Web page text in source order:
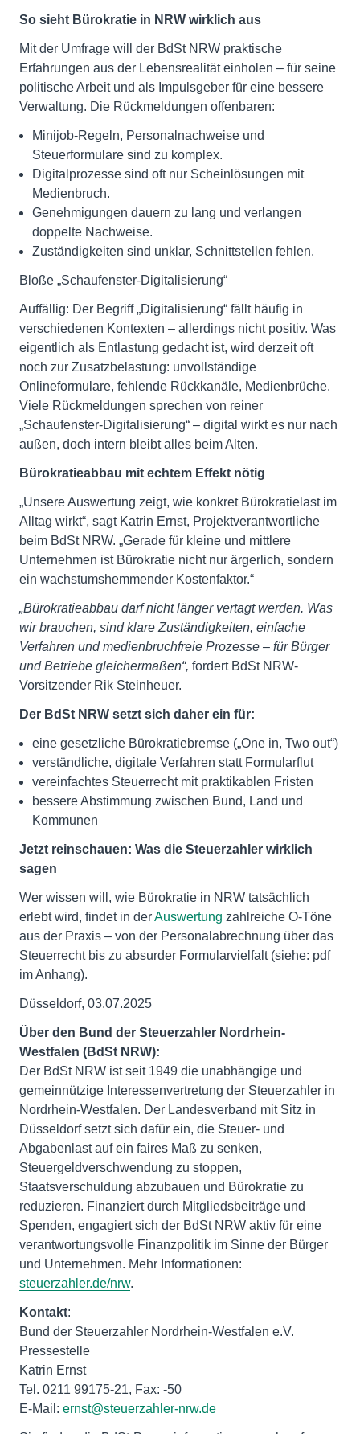
So sieht Bürokratie in NRW wirklich aus
Mit der Umfrage will der BdSt NRW praktische
Erfahrungen aus der Lebensrealität einholen – für seine
politische Arbeit und als Impulsgeber für eine bessere
Verwaltung. Die Rückmeldungen offenbaren:
Minijob-Regeln, Personalnachweise und
Steuerformulare sind zu komplex.
Digitalprozesse sind oft nur Scheinlösungen mit
Medienbruch.
Genehmigungen dauern zu lang und verlangen
doppelte Nachweise.
Zuständigkeiten sind unklar, Schnittstellen fehlen.
Bloße „Schaufenster-Digitalisierung“
Auffällig: Der Begriff „Digitalisierung“ fällt häufig in
verschiedenen Kontexten – allerdings nicht positiv. Was
eigentlich als Entlastung gedacht ist, wird derzeit oft
noch zur Zusatzbelastung: unvollständige
Onlineformulare, fehlende Rückkanäle, Medienbrüche.
Viele Rückmeldungen sprechen von reiner
„Schaufenster-Digitalisierung“ – digital wirkt es nur nach
außen, doch intern bleibt alles beim Alten.
Bürokratieabbau mit echtem Effekt nötig
„Unsere Auswertung zeigt, wie konkret Bürokratielast im
Alltag wirkt“, sagt Katrin Ernst, Projektverantwortliche
beim BdSt NRW. „Gerade für kleine und mittlere
Unternehmen ist Bürokratie nicht nur ärgerlich, sondern
ein wachstumshemmender Kostenfaktor.“
„Bürokratieabbau darf nicht länger vertagt werden. Was
wir brauchen, sind klare Zuständigkeiten, einfache
Verfahren und medienbruchfreie Prozesse – für Bürger
und Betriebe gleichermaßen“, fordert BdSt NRW-
Vorsitzender Rik Steinheuer.
Der BdSt NRW setzt sich daher ein für:
eine gesetzliche Bürokratiebremse („One in, Two out“)
verständliche, digitale Verfahren statt Formularflut
vereinfachtes Steuerrecht mit praktikablen Fristen
bessere Abstimmung zwischen Bund, Land und
Kommunen
Jetzt reinschauen: Was die Steuerzahler wirklich
sagen
Wer wissen will, wie Bürokratie in NRW tatsächlich
erlebt wird, findet in derAuswertung zahlreiche O-Töne
aus der Praxis – von der Personalabrechnung über das
Steuerrecht bis zu absurder Formularvielfalt (siehe: pdf
im Anhang).
Düsseldorf, 03.07.2025
Über den Bund der Steuerzahler Nordrhein-
Westfalen (BdSt NRW):
Der BdSt NRW ist seit 1949 die unabhängige und
gemeinnützige Interessenvertretung der Steuerzahler in
Nordrhein-Westfalen. Der Landesverband mit Sitz in
Düsseldorf setzt sich dafür ein, die Steuer- und
Abgabenlast auf ein faires Maß zu senken,
Steuergeldverschwendung zu stoppen,
Staatsverschuldung abzubauen und Bürokratie zu
reduzieren. Finanziert durch Mitgliedsbeiträge und
Spenden, engagiert sich der BdSt NRW aktiv für eine
verantwortungsvolle Finanzpolitik im Sinne der Bürger
und Unternehmen. Mehr Informationen:
steuerzahler.de/nrw.
Kontakt:
Bund der Steuerzahler Nordrhein-Westfalen e.V.
Pressestelle
Katrin Ernst
Tel. 0211 99175-21, Fax: -50
E-Mail: ernst@steuerzahler-nrw.de